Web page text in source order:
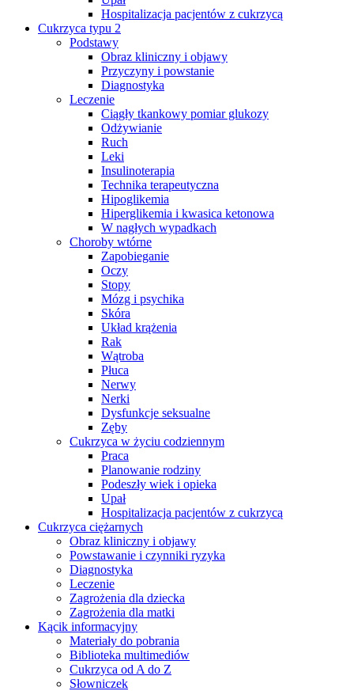
Hospitalizacja pacjentów z cukrzycą
Cukrzyca typu 2
Podstawy
Obraz kliniczny i objawy
Przyczyny i powstanie
Diagnostyka
Leczenie
Ciągły tkankowy pomiar glukozy
Odżywianie
Ruch
Leki
Insulinoterapia
Technika terapeutyczna
Hipoglikemia
Hiperglikemia i kwasica ketonowa
W nagłych wypadkach
Choroby wtórne
Zapobieganie
Oczy
Stopy
Mózg i psychika
Skóra
Układ krążenia
Rak
Wątroba
Płuca
Nerwy
Nerki
Dysfunkcje seksualne
Zęby
Cukrzyca w życiu codziennym
Praca
Planowanie rodziny
Podeszły wiek i opieka
Upał
Hospitalizacja pacjentów z cukrzycą
Cukrzyca ciężarnych
Obraz kliniczny i objawy
Powstawanie i czynniki ryzyka
Diagnostyka
Leczenie
Zagrożenia dla dziecka
Zagrożenia dla matki
Kącik informacyjny
Materiały do pobrania
Biblioteka multimediów
Cukrzyca od A do Z
Słowniczek